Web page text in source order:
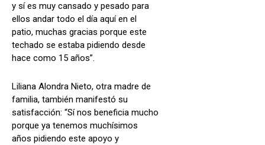
y sí es muy cansado y pesado para
ellos andar todo el día aquí en el
patio, muchas gracias porque este
techado se estaba pidiendo desde
hace como 15 años”.
Liliana Alondra Nieto, otra madre de
familia, también manifestó su
satisfacción: “Sí nos beneficia mucho
porque ya tenemos muchísimos
años pidiendo este apoyo y